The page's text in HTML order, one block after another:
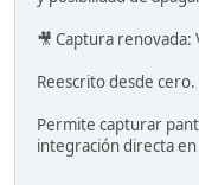
🎥 Captura renovada:
Reescrito desde cero.
Permite capturar
integración directa en